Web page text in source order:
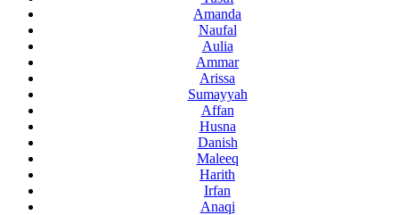
Amanda
Naufal
Aulia
Ammar
Arissa
Sumayyah
Affan
Husna
Danish
Maleeq
Harith
Irfan
Anaqi